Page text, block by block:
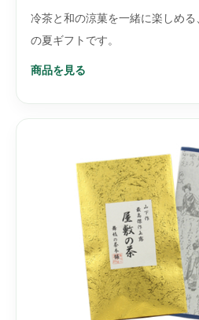
冷茶と和の涼菓を一緒に楽しめ
の夏ギフトです。
商品を見る